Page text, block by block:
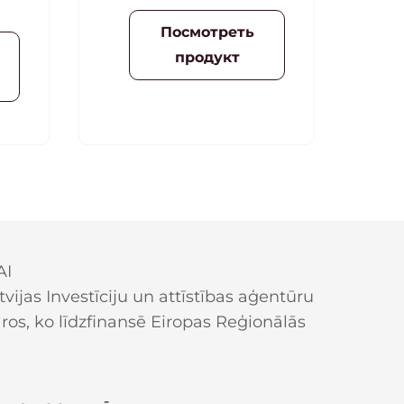
мл
баланс геля для контура
глаз остается без
изменений.
Посмотреть
продукт
Investīciju un attīstības aģentūru
ko līdzfinansē Eiropas Reģionālās